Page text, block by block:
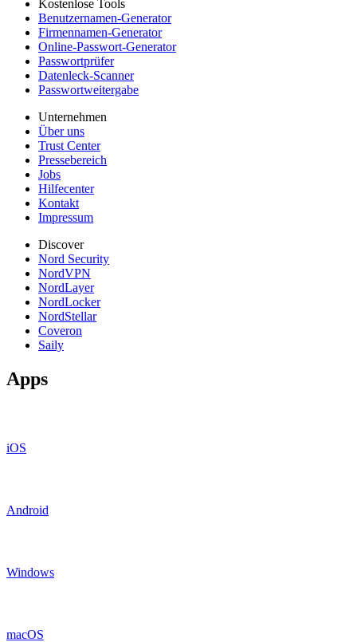
Kostenlose Tools
Benutzernamen-Generator
Firmennamen-Generator
Online-Passwort-Generator
Passwortprüfer
Datenleck-Scanner
Passwortweitergabe
Unternehmen
Über uns
Trust Center
Pressebereich
Jobs
Hilfecenter
Kontakt
Impressum
Discover
Nord Security
NordVPN
NordLayer
NordLocker
NordStellar
Coveron
Saily
Apps
iOS
Android
Windows
macOS